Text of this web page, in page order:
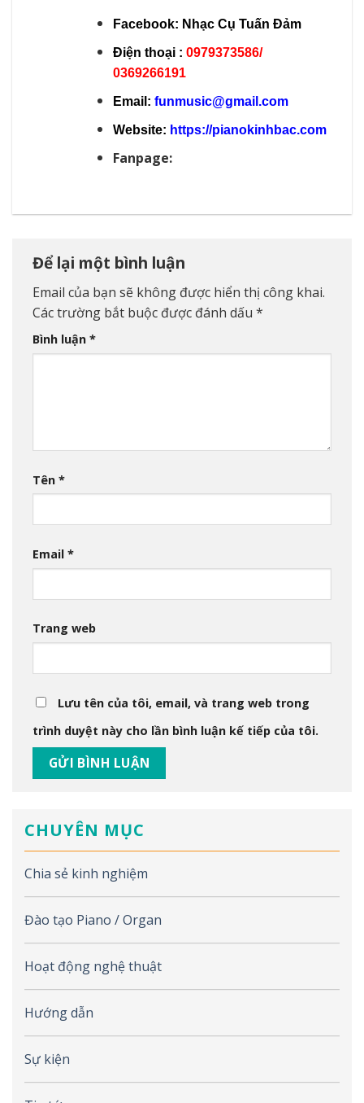
CHUYÊN MỤC
Chia sẻ kinh nghiệm
Đào tạo Piano / Organ
Hoạt động nghệ thuật
Hướng dẫn
Sự kiện
Facebook: Nhạc Cụ Tuấn Đảm
Điện thoại : 0979373586/
0369266191
Email: funmusic@gmail.com
Website: https://pianokinhbac.com
Fanpage:
Để lại một bình luận
Email của bạn sẽ không được hiển thị công khai.
Các trường bắt buộc được đánh dấu *
Bình luận *
Tên *
Email *
Trang web
Lưu tên của tôi, email, và trang web trong
trình duyệt này cho lần bình luận kế tiếp của tôi.